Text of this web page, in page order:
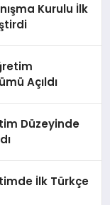
Kurulu İlk
Açıldı
Düzeyinde
İlk Türkçe